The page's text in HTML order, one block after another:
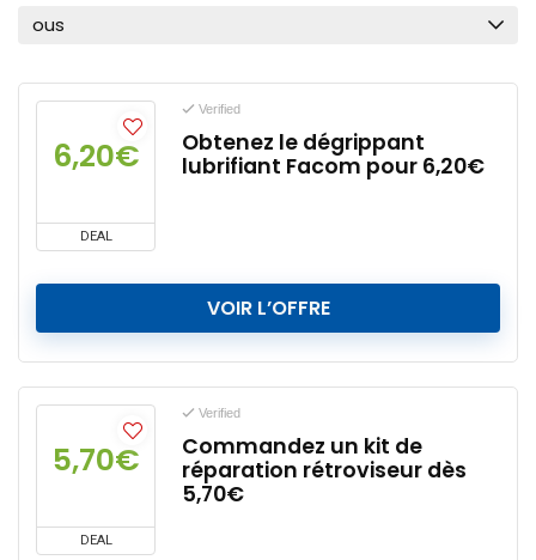
ous
6,20€
DEAL
Verified
Obtenez le dégrippant
lubrifiant Facom pour 6,20€
VOIR L’OFFRE
5,70€
DEAL
Verified
Commandez un kit de
réparation rétroviseur dès
5,70€